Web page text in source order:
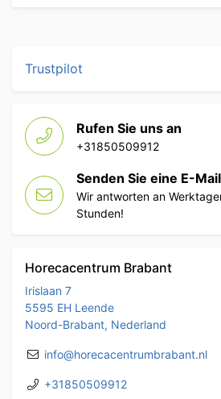
Trustpilot
Rufen Sie uns an
+31850509912
Senden Sie eine E-Mail
Wir antworten an
Stunden!
Horecacentrum Brabant
Irislaan 7
5595 EH Leende
Noord-Brabant, Nederland
info@horecacentrumbrabant.nl
+31850509912